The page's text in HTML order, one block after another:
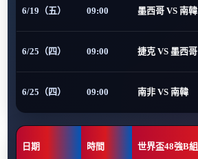
6/19（五） 09:00 墨西哥 VS 南韓
6/25（四） 09:00 捷克 VS 墨西哥
6/25（四） 09:00 南非 VS 南韓
日期 時間 世界盃48強B組